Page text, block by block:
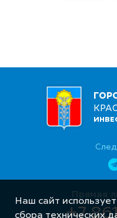
Прямая
+7
Наш сайт
сбора технических